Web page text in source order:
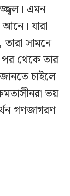
এমন
আনে। যারা
সামনে
পর থেকে তার
চাইলে
ভয়
গণজাগরণ